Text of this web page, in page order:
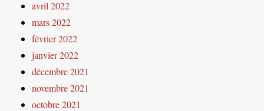
avril 2022
mars 2022
février 2022
janvier 2022
décembre 2021
novembre 2021
octobre 2021